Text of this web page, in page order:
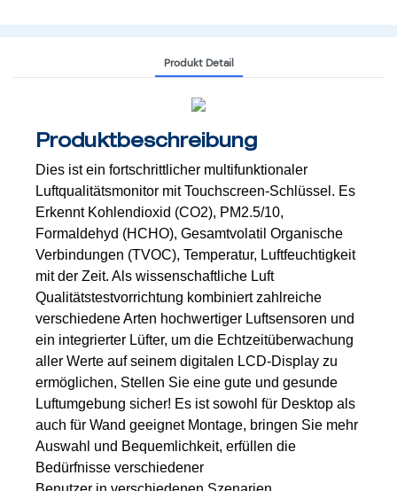
Produkt Detail
Produktbeschreibung
Dies ist ein fortschrittlicher multifunktionaler
Luftqualitätsmonitor mit Touchscreen-Schlüssel. Es
Erkennt Kohlendioxid (CO2), PM2.5/10,
Formaldehyd (HCHO), Gesamtvolatil Organische
Verbindungen (TVOC), Temperatur, Luftfeuchtigkeit
mit der Zeit. Als wissenschaftliche Luft
Qualitätstestvorrichtung kombiniert zahlreiche
verschiedene Arten hochwertiger Luftsensoren und
ein integrierter Lüfter, um die Echtzeitüberwachung
aller Werte auf seinem digitalen LCD-Display zu
ermöglichen, Stellen Sie eine gute und gesunde
Luftumgebung sicher! Es ist sowohl für Desktop als
auch für Wand geeignet Montage, bringen Sie mehr
Auswahl und Bequemlichkeit, erfüllen die
Bedürfnisse verschiedener